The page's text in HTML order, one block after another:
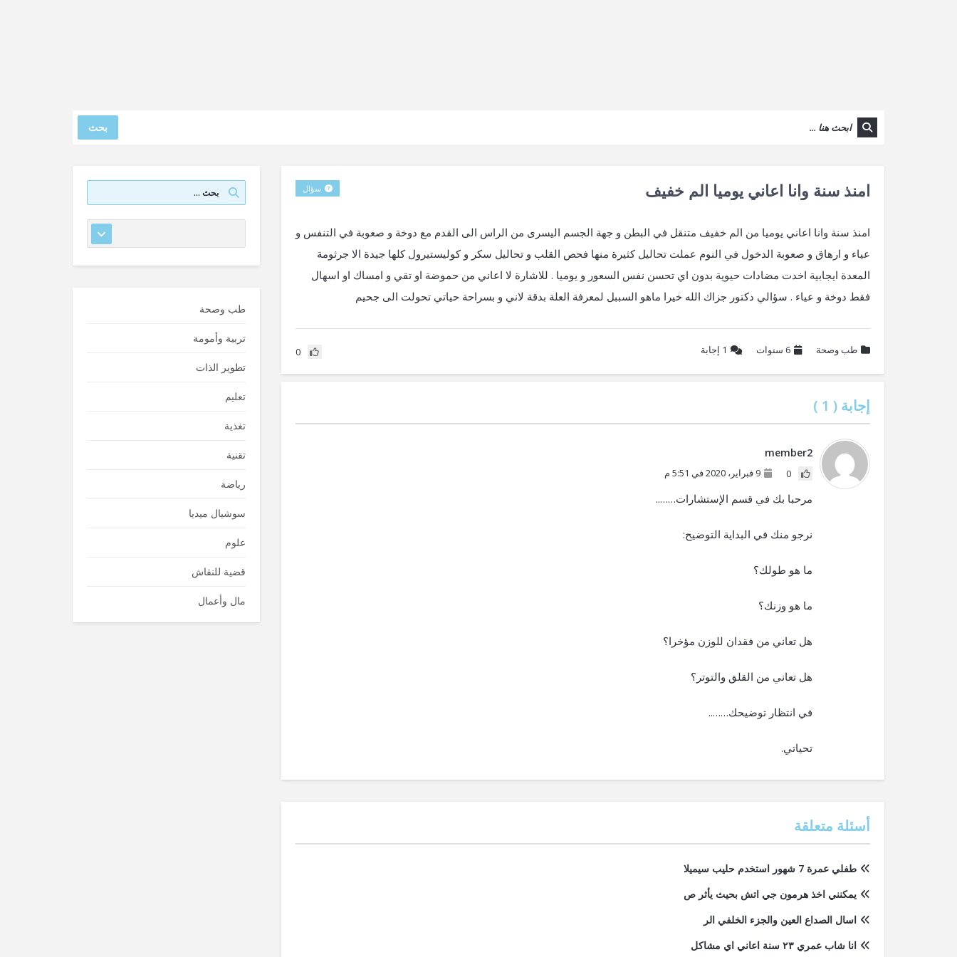
بحث
امنذ سنة وانا اعاني يوميا الم خفيف سؤال
امنذ سنة وانا اعاني يوميا من الم خفيف متنقل في البطن و جهة الجسم اليسرى من الراس الى القدم مع دوخة و صعوبة في التنفس و
عياء و ارهاق و صعوبة الدخول في النوم عملت تحاليل كثيرة منها فحص القلب و تحاليل سكر و كوليستيرول كلها جيدة الا جرثومة
المعدة ايجابية اخدت مضادات حيوية بدون اي تحسن نفس السعور و يوميا . للاشارة لا اعاني من حموضة او تقي و امساك او اسهال
فقط دوخة و عياء . سؤالي دكتور جزاك الله خيرا ماهو السببل لمعرفة العلة بدقة لاني و بسراحة حياتي تحولت الى جحيم
طب وصحة 6 سنوات 1 إجابة 0
إجابة ( 1
)
member2
0 9 فبراير، 2020 في 5:51 م
مرحبا بك في قسم الإستشارات……..
نرجو منك في البداية التوضيح:
ما هو طولك؟
ما هو وزنك؟
هل تعاني من فقدان للوزن مؤخرا؟
هل تعاني من القلق والتوتر؟
في انتظار توضيحك……..
تحياتي.
أسئلة متعلقة
طفلي عمرة 7 شهور استخدم حليب سيميلا
يمكنني اخذ هرمون جي اتش بحيث يأثر ص
اسال الصداع العين والجزء الخلفي الر
انا شاب عمري ٢٣ سنة اعاني اي مشاكل
طب وصحة
تربية وأمومة
تطوير الذات
تعليم
تغذية
تقنية
رياضة
سوشيال ميديا
علوم
قضية للنقاش
مال وأعمال